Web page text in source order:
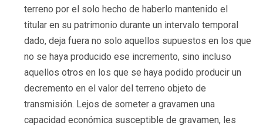
terreno por el solo hecho de haberlo mantenido el
titular en su patrimonio durante un intervalo temporal
dado, deja fuera no solo aquellos supuestos en los que
no se haya producido ese incremento, sino incluso
aquellos otros en los que se haya podido producir un
decremento en el valor del terreno objeto de
transmisión. Lejos de someter a gravamen una
capacidad económica susceptible de gravamen, les